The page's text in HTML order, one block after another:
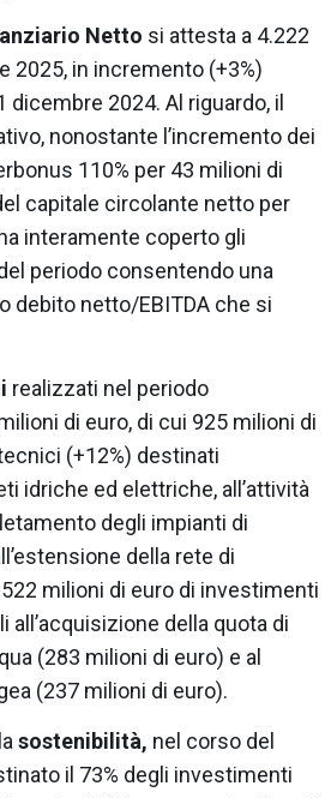
Netto si attesta a 4.222
2025, in incremento (+3%)
2024. Al riguardo, il
nonostante l’incremento dei
110% per 43 milioni di
capitale circolante netto per
interamente coperto gli
periodo consentendo una
debito netto/EBITDA che si
realizzati nel periodo
di euro, di cui 925 milioni di
(+12%) destinati
idriche ed elettriche, all’attività
degli impianti di
della rete di
milioni di euro di investimenti
della quota di
(283 milioni di euro) e al
(237 milioni di euro).
sostenibilità, nel corso del
il 73% degli investimenti